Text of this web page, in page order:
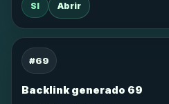
SI Abrir
#69
Backlink generado 69